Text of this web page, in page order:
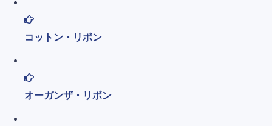
コットン・リボン
オーガンザ・リボン